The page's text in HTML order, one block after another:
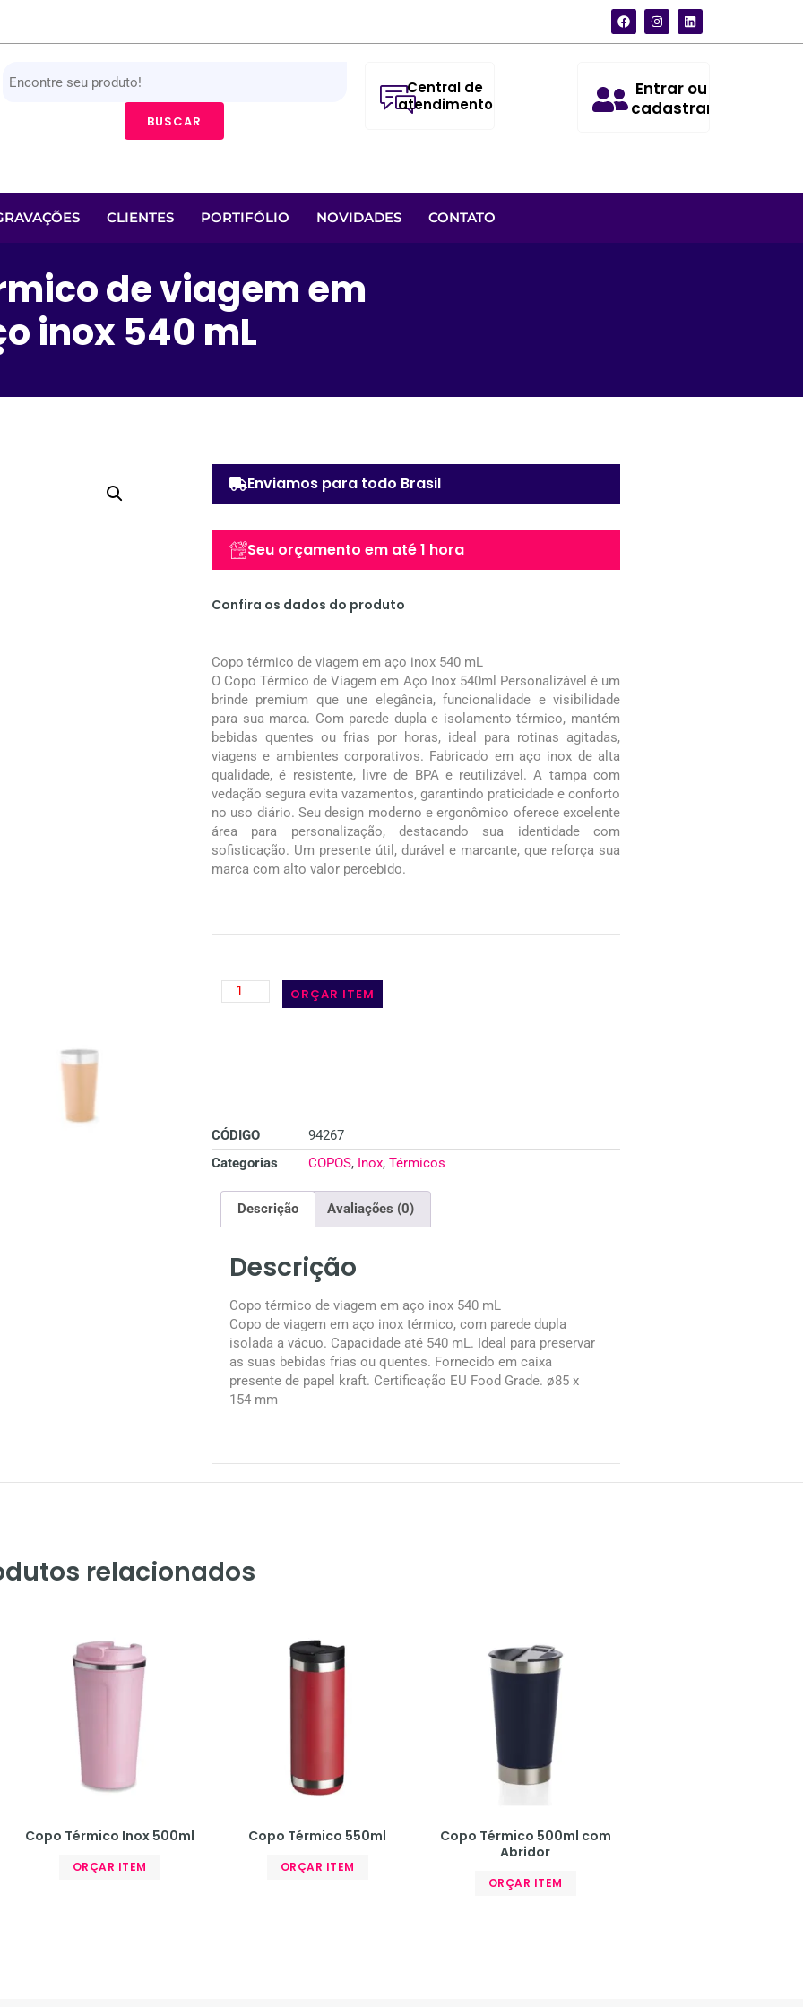
BUSCAR
Central de
atendimento
Entrar ou
cadastrar
CLIENTES PORTIFÓLIO NOVIDADES CONTATO
de viagem em
inox 540 mL
Enviamos para todo Brasil
Seu orçamento em até 1 hora
Confira os dados do produto
Copo térmico de viagem em aço inox 540 mL
O Copo Térmico de Viagem em Aço Inox 540ml Personalizável é um
brinde premium que une elegância, funcionalidade e visibilidade
para sua marca. Com parede dupla e isolamento térmico, mantém
bebidas quentes ou frias por horas, ideal para rotinas agitadas,
viagens e ambientes corporativos. Fabricado em aço inox de alta
qualidade, é resistente, livre de BPA e reutilizável. A tampa com
vedação segura evita vazamentos, garantindo praticidade e conforto
no uso diário. Seu design moderno e ergonômico oferece excelente
área para personalização, destacando sua identidade com
sofisticação. Um presente útil, durável e marcante, que reforça sua
marca com alto valor percebido.
ORÇAR ITEM
CÓDIGO
94267
Categorias
COPOS, Inox, Térmicos
Descrição Avaliações (0)
Descrição
Copo térmico de viagem em aço inox 540 mL
Copo de viagem em aço inox térmico, com parede dupla
isolada a vácuo. Capacidade até 540 mL. Ideal para preservar
as suas bebidas frias ou quentes. Fornecido em caixa
presente de papel kraft. Certificação EU Food Grade. ø85 x
154 mm
relacionados
Copo Térmico Inox 500ml
ORÇAR ITEM
Copo Térmico 550ml
ORÇAR ITEM
Copo Térmico 500ml com
Abridor
ORÇAR ITEM